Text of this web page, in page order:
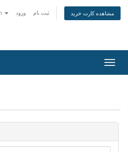
ورود ثبت نام مشاهده کارت خرید